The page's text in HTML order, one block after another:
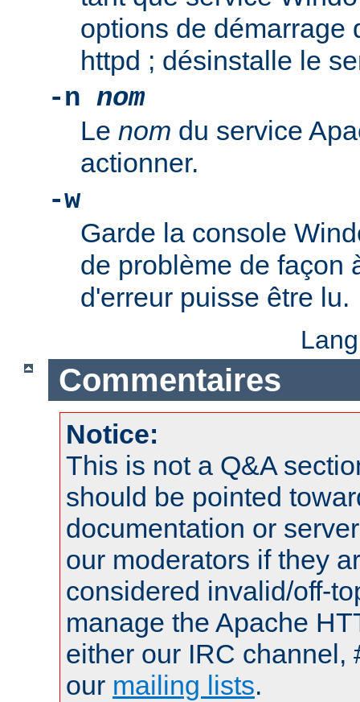
options de démarrage
httpd ; désinstalle le
-n nom
Le nom du service
actionner.
-w
Garde la console
de problème de façon
d'erreur puisse être lu.
Commentaires
Notice:
This is not a Q&A
should be pointed
documentation or
our moderators if they
considered invalid/off-
manage the Apache
either our IRC channel,
our mailing lists.